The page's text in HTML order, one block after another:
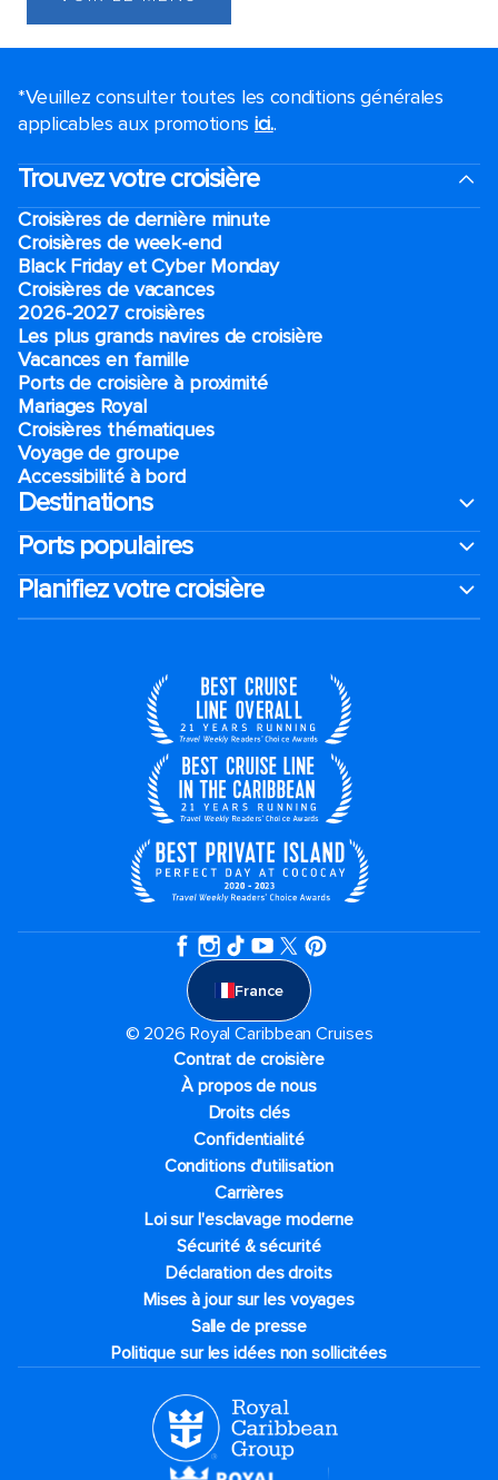
*Veuillez consulter toutes les conditions générales
applicables aux promotions ici..
Trouvez votre croisière
Croisières de dernière minute
Croisières de week-end
Black Friday et Cyber Monday
Croisières de vacances
2026-2027 croisières
Les plus grands navires de croisière
Vacances en famille
Ports de croisière à proximité
Mariages Royal
Croisières thématiques
Voyage de groupe​
Accessibilité à bord​
Destinations
Ports populaires
Planifiez votre croisière
France
© 2026 Royal Caribbean Cruises
Contrat de croisière
À propos de nous
Droits clés
Confidentialité
Conditions d'utilisation
Carrières
Loi sur l'esclavage moderne
Sécurité & sécurité
Déclaration des droits
Mises à jour sur les voyages
Salle de presse
Politique sur les idées non sollicitées